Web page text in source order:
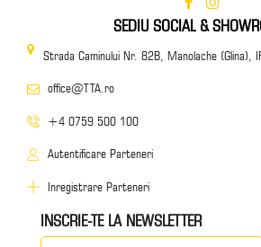
SEDIU SOCIAL &
Strada Caminului Nr. 82B, Manolache (Glina),
office@TTA.ro
+4 0759 500 100
Autentificare Parteneri
Inregistrare Parteneri
INSCRIE-TE LA NEWSLETTER